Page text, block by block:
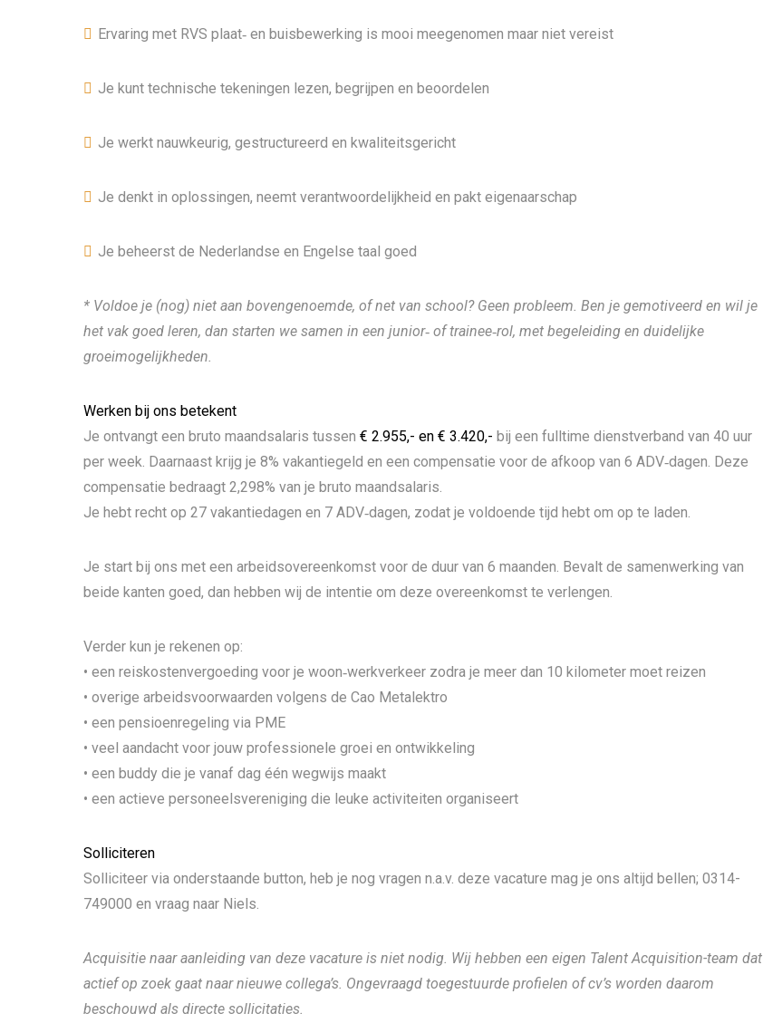
Ervaring met RVS plaat‑ en buisbewerking is mooi meegenomen maar niet vereist
Je kunt technische tekeningen lezen, begrijpen en beoordelen
Je werkt nauwkeurig, gestructureerd en kwaliteitsgericht
Je denkt in oplossingen, neemt verantwoordelijkheid en pakt eigenaarschap
Je beheerst de Nederlandse en Engelse taal goed
* Voldoe je (nog) niet aan bovengenoemde, of net van school? Geen probleem. Ben je gemotiveerd en wil je
het vak goed leren, dan starten we samen in een junior‑ of trainee‑rol, met begeleiding en duidelijke
groeimogelijkheden.
Werken bij ons betekent
Je ontvangt een bruto maandsalaris tussen € 2.955,- en € 3.420,- bij een fulltime dienstverband van 40 uur
per week. Daarnaast krijg je 8% vakantiegeld en een compensatie voor de afkoop van 6 ADV‑dagen. Deze
compensatie bedraagt 2,298% van je bruto maandsalaris.
Je hebt recht op 27 vakantiedagen en 7 ADV‑dagen, zodat je voldoende tijd hebt om op te laden.
Je start bij ons met een arbeidsovereenkomst voor de duur van 6 maanden. Bevalt de samenwerking van
beide kanten goed, dan hebben wij de intentie om deze overeenkomst te verlengen.
Verder kun je rekenen op:
• een reiskostenvergoeding voor je woon‑werkverkeer zodra je meer dan 10 kilometer moet reizen
• overige arbeidsvoorwaarden volgens de Cao Metalektro
• een pensioenregeling via PME
• veel aandacht voor jouw professionele groei en ontwikkeling
• een buddy die je vanaf dag één wegwijs maakt
• een actieve personeelsvereniging die leuke activiteiten organiseert
Solliciteren
Solliciteer via onderstaande button, heb je nog vragen n.a.v. deze vacature mag je ons altijd bellen; 0314-
749000 en vraag naar Niels.
Acquisitie naar aanleiding van deze vacature is niet nodig. Wij hebben een eigen Talent Acquisition-team dat
actief op zoek gaat naar nieuwe collega’s. Ongevraagd toegestuurde profielen of cv’s worden daarom
beschouwd als directe sollicitaties.